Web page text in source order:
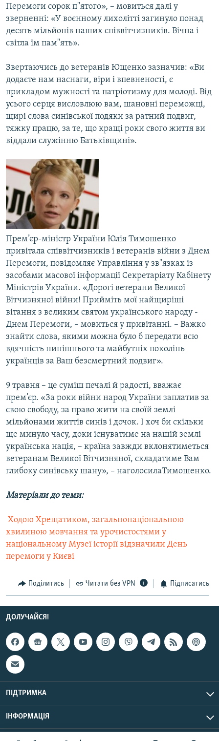
Перемоги сорок п''ятого», – мовиться далі у
зверненні: «У воєнному лихолітті загинуло понад
десять мільйонів наших співвітчизників. Вічна і
світла їм пам''ять».
Звертаючись до ветеранів Ющенко зазначив: «Ви
додаєте нам наснаги, віри і впевненості, є
прикладом мужності та патріотизму для молоді. Від
усього серця висловлюю вам, шановні переможці,
щирі слова синівської подяки за ратний подвиг,
тяжку працю, за те, що кращі роки свого життя ви
віддали служінню Батьківщині».
Прем’єр-міністр України Юлія Тимошенко
привітала співвітчизників і ветеранів війни з Днем
Перемоги, повідомляє Управління у зв''язках із
засобами масової інформації Секретаріату Кабінету
Міністрів України. «Дорогі ветерани Великої
Вітчизняної війни! Прийміть мої найщиріші
вітання з великим святом українського народу -
Днем Перемоги, – мовиться у привітанні. – Важко
знайти слова, якими можна було б передати всю
вдячність нинішнього та майбутніх поколінь
українців за Ваш безсмертний подвиг».
9 травня – це суміш печалі й радості, вважає
прем’єр. «За роки війни народ України заплатив за
свою свободу, за право жити на своїй землі
мільйонами життів синів і дочок. І хоч би скільки
ще минуло часу, доки існуватиме на нашій землі
українська нація, – країна завжди вклонятиметься
ветеранам Великої Вітчизняної, складатиме Вам
глибоку синівську шану», – наголосилаТимошенко.
Матеріали до теми:
 Ходою Хрещатиком, загальнонаціональною
хвилиною мовчання та урочистостями у
національному Музеї історії відзначили День
перемоги у Києві
Поділитись Читати без VPN Підписатись
ДОЛУЧАЙСЯ!
ПІДТРИМКА
ІНФОРМАЦІЯ